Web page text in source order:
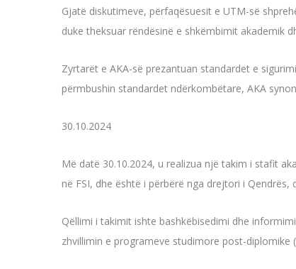
Gjatë diskutimeve, përfaqësuesit e UTM-së
duke theksuar rëndësinë e shkëmbimit akademik
Zyrtarët e AKA-së prezantuan standardet e
përmbushin standardet ndërkombëtare, AKA
30.10.2024
Më datë 30.10.2024, u realizua një takim i stafit
në FSI, dhe është i përbërë nga drejtori i
Qëllimi i takimit ishte bashkëbisedimi dhe
zhvillimin e programeve studimore post-diplomike